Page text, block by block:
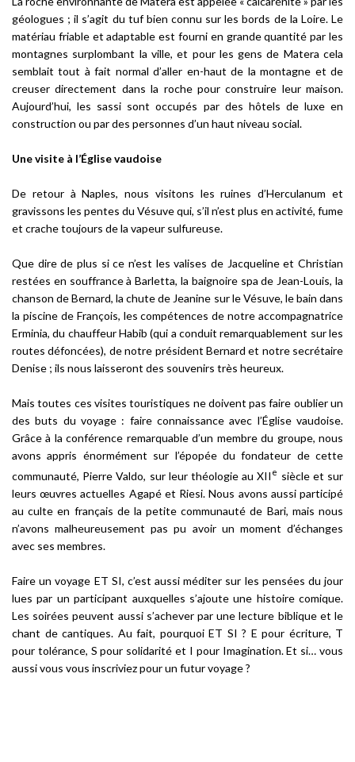
géologues ; il s’agit du tuf bien connu sur les bords de la Loire. Le
matériau friable et adaptable est fourni en grande quantité par les
montagnes surplombant la ville, et pour les gens de Matera cela
semblait tout à fait normal d’aller en-haut de la montagne et de
creuser directement dans la roche pour construire leur maison.
Aujourd’hui, les sassi sont occupés par des hôtels de luxe en
construction ou par des personnes d’un haut niveau social.
Une visite à l’Église vaudoise
De retour à Naples, nous visitons les ruines d’Herculanum et
gravissons les pentes du Vésuve qui, s’il n’est plus en activité, fume
et crache toujours de la vapeur sulfureuse.
Que dire de plus si ce n’est les valises de Jacqueline et Christian
restées en souffrance à Barletta, la baignoire spa de Jean-Louis, la
chanson de Bernard, la chute de Jeanine sur le Vésuve, le bain dans
la piscine de François, les compétences de notre accompagnatrice
Erminia, du chauffeur Habib (qui a conduit remarquablement sur les
routes défoncées), de notre président Bernard et notre secrétaire
Denise ; ils nous laisseront des souvenirs très heureux.
Mais toutes ces visites touristiques ne doivent pas faire oublier un
des buts du voyage : faire connaissance avec l’Église vaudoise.
Grâce à la conférence remarquable d’un membre du groupe, nous
avons appris énormément sur l’épopée du fondateur de cette
communauté, Pierre Valdo, sur leur théologie au XII e siècle et sur
leurs œuvres actuelles Agapé et Riesi. Nous avons aussi participé
au culte en français de la petite communauté de Bari, mais nous
n’avons malheureusement pas pu avoir un moment d’échanges
avec ses membres.
Faire un voyage ET SI, c’est aussi méditer sur les pensées du jour
lues par un participant auxquelles s’ajoute une histoire comique.
Les soirées peuvent aussi s’achever par une lecture biblique et le
chant de cantiques. Au fait, pourquoi ET SI ? E pour écriture, T
pour tolérance, S pour solidarité et I pour Imagination. Et si… vous
aussi vous vous inscriviez pour un futur voyage ?